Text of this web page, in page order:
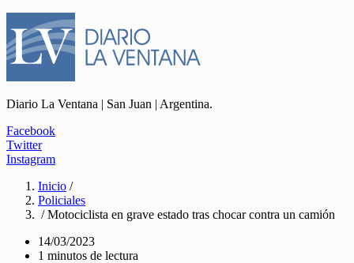
Diario La Ventana | San Juan | Argentina.
Facebook
Twitter
Instagram
Inicio /
Policiales
/ Motociclista en grave estado tras chocar contra un camión
14/03/2023
1 minutos de lectura